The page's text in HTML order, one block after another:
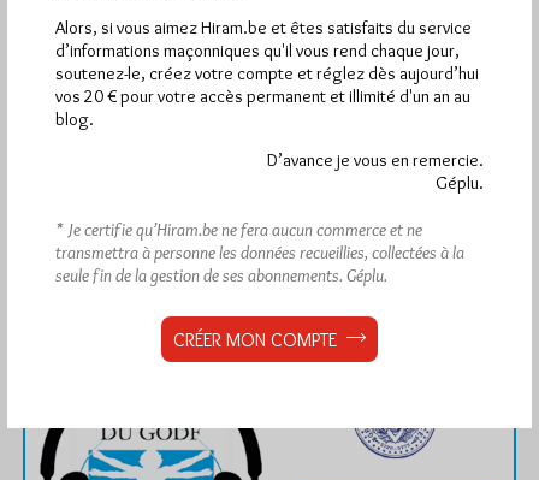
Plus d’informations
Quels sont les articles les plus lus du blog ?
Abonnement aux Newsletters - RSS
Alors, si vous aimez Hiram.be et êtes satisfaits du service
d’informations maçonniques qu'il vous rend chaque jour,
soutenez-le, créez votre compte et réglez dès aujourd’hui
vos 20 € pour votre accès permanent et illimité d'un an au
blog.
D’avance je vous en remercie.
Géplu.
* Je certifie qu’Hiram.be ne fera aucun commerce et ne
transmettra à personne les données recueillies, collectées à la
seule fin de la gestion de ses abonnements. Géplu.
CRÉER MON COMPTE